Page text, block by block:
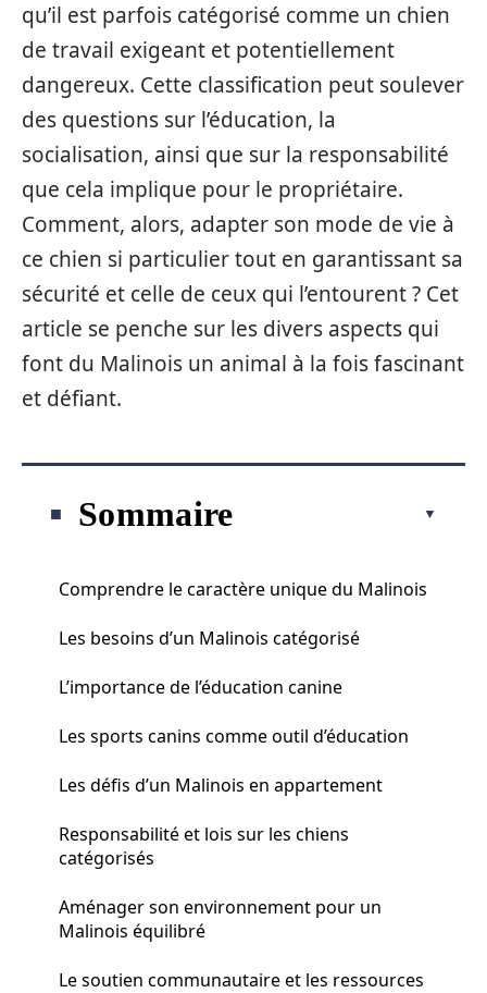
qu’il est parfois catégorisé comme un chien
de travail exigeant et potentiellement
dangereux. Cette classification peut soulever
des questions sur l’éducation, la
socialisation, ainsi que sur la responsabilité
que cela implique pour le propriétaire.
Comment, alors, adapter son mode de vie à
ce chien si particulier tout en garantissant sa
sécurité et celle de ceux qui l’entourent ? Cet
article se penche sur les divers aspects qui
font du Malinois un animal à la fois fascinant
et défiant.
Sommaire
Comprendre le caractère unique du Malinois
Les besoins d’un Malinois catégorisé
L’importance de l’éducation canine
Les sports canins comme outil d’éducation
Les défis d’un Malinois en appartement
Responsabilité et lois sur les chiens
catégorisés
Aménager son environnement pour un
Malinois équilibré
Le soutien communautaire et les ressources